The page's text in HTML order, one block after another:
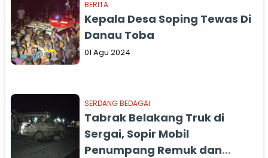
BERITA
Kepala Desa Soping Tewas Di
Danau Toba
01 Agu 2024
SERDANG BEDAGAI
Tabrak Belakang Truk di
Sergai, Sopir Mobil
Penumpang Remuk dan